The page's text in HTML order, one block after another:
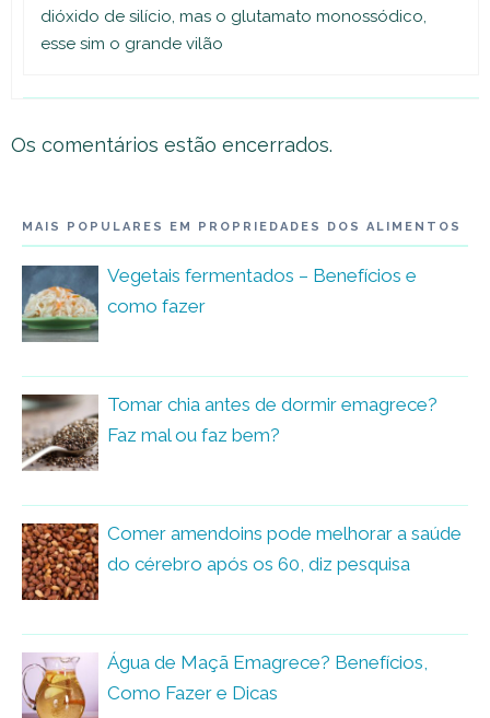
dióxido de silício, mas o glutamato monossódico,
esse sim o grande vilão
Os comentários estão encerrados.
MAIS POPULARES EM PROPRIEDADES DOS ALIMENTOS
Vegetais fermentados – Benefícios e
como fazer
Tomar chia antes de dormir emagrece?
Faz mal ou faz bem?
Comer amendoins pode melhorar a saúde
do cérebro após os 60, diz pesquisa
Água de Maçã Emagrece? Benefícios,
Como Fazer e Dicas